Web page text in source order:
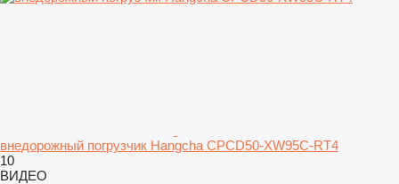
внедорожный погрузчик Hangcha CPCD50-XW95C-RT4
10
ВИДЕО